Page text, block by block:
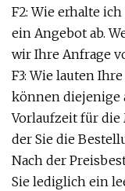
F2: Wie erhalte
ein Angebot ab.
wir Ihre Anfrage
F3: Wie lauten
können diejenige
Vorlaufzeit für die
der Sie die
Nach der
Sie lediglich ein